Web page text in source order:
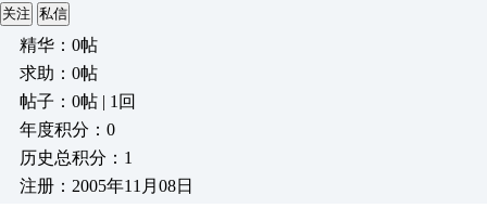
关注 私信
精华：0帖
求助：0帖
帖子：0帖 | 1回
年度积分：0
历史总积分：1
注册：2005年11月08日